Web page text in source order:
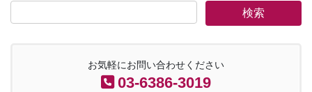
お気軽にお問い合わせください
03-6386-3019